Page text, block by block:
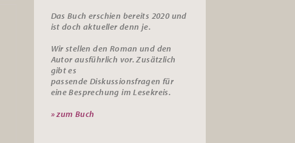
Das Buch erschien bereits 2020 und
ist doch aktueller denn je.
Wir stellen den Roman und den
Autor ausführlich vor. Zusätzlich
gibt es
passendeDiskussionsfragenfür
eine Besprechung im Lesekreis.
» zum Buch